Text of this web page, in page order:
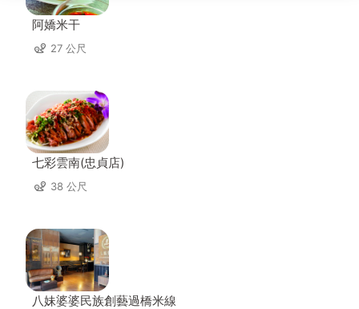
阿嬌米干
27 公尺
七彩雲南(忠貞店)
38 公尺
八妹婆婆民族創藝過橋米線